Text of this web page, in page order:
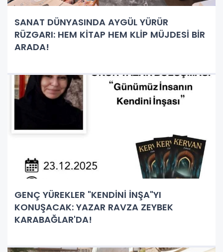
SANAT DÜNYASINDA AYGÜL YÜRÜR
RÜZGARI: HEM KİTAP HEM KLİP MÜJDESİ BİR
ARADA!
GENÇ YÜREKLER "KENDİNİ İNŞA"YI
KONUŞACAK: YAZAR RAVZA ZEYBEK
KARABAĞLAR'DA!